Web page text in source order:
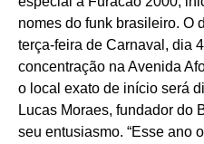
nomes do funk brasileiro. O
terça-feira de Carnaval, dia
concentração na Avenida
o local exato de início será
Lucas Moraes, fundador do
seu entusiasmo. “Esse ano